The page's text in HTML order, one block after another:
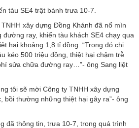
tàu SE4 trật bánh trưa 10-7.
xây dựng Đồng Khánh đã nổ mìn
đường ray, khiến tàu khách SE4 chạy qua
hại khoảng 1,8 tỉ đồng. “Trong đó chi
kéo 500 triệu đồng, thiệt hại chậm trễ
sửa chữa đường ray…”- ông Sang liệt
tôi sẽ mời Công ty TNHH xây dựng
bồi thường những thiệt hại gây ra”- ông
đã thông tin, trưa 10-7, trong quá trình